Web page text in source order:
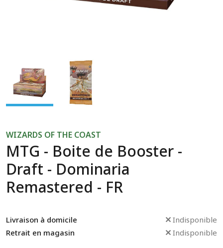
MTG - Boite de Booster -
Draft - Dominaria
Remastered - FR
WIZARDS OF THE COAST
Livraison à domicile
Indisponible
Retrait en magasin
Indisponible